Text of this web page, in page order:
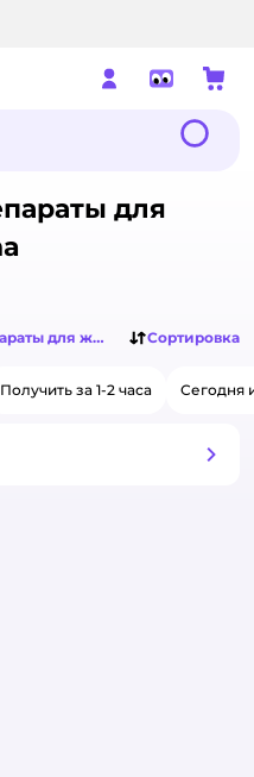
для
для животныхСортировка
Получить за 1-2 часа Сегодня